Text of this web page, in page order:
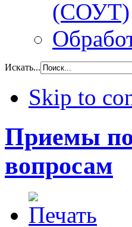
(СОУТ)
Искать...
Skip to
Приемы
вопросам